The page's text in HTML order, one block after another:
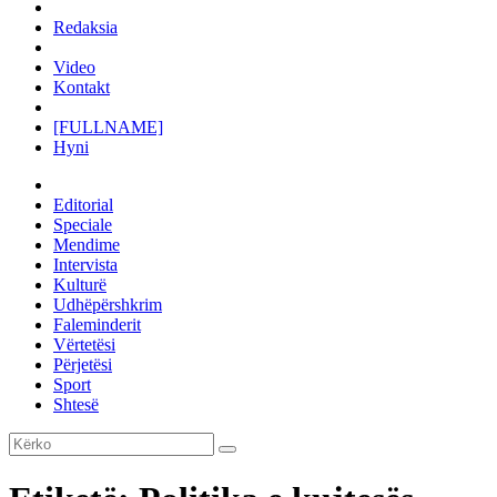
Redaksia
Video
Kontakt
[FULLNAME]
Hyni
Editorial
Speciale
Mendime
Intervista
Kulturë
Udhëpërshkrim
Faleminderit
Vërtetësi
Përjetësi
Sport
Shtesë